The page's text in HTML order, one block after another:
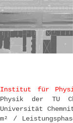
Institut für
Physik der TU
Universität
m² /